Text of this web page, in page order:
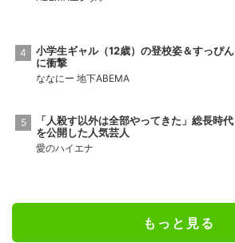
小学生ギャル（12歳）の登校姿＆すっぴん
に衝撃
ななにー 地下ABEMA
「人殺す以外は全部やってきた」総長時代
を公開した人気芸人
愛のハイエナ
もっと見る